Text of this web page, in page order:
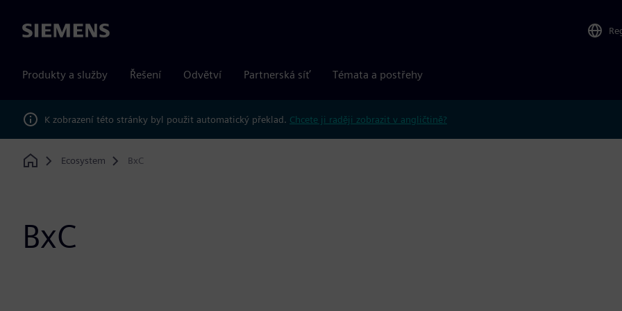
Siemens
Produkty a služby Řešení Odvětví Partnerská síť Témata a postřehy
K zobrazení této stránky byl použit automatický překlad. Chcete ji raději zobrazit v angličtině?
Home
Ecosystem BxC
BxC